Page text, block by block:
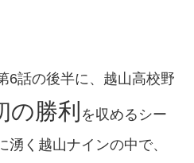
6話の後半に、越山高校野
の勝利 を収めるシー
湧く越山ナインの中で、